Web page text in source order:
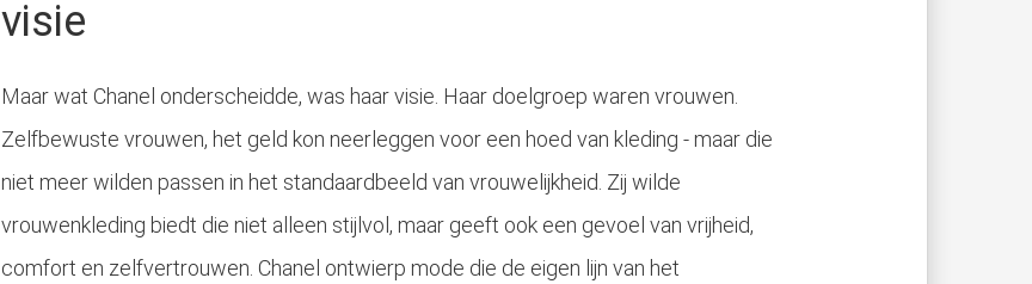
visie
Maar wat Chanel onderscheidde, was haar visie. Haar doelgroep waren vrouwen.
Zelfbewuste vrouwen, het geld kon neerleggen voor een hoed van kleding - maar die
niet meer wilden passen in het standaardbeeld van vrouwelijkheid. Zij wilde
vrouwenkleding biedt die niet alleen stijlvol, maar geeft ook een gevoel van vrijheid,
comfort en zelfvertrouwen. Chanel ontwierp mode die de eigen lijn van het